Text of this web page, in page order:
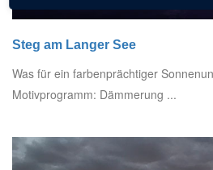
Steg am Langer See
Was für ein farbenprächtiger
Motivprogramm: Dämmerung ...